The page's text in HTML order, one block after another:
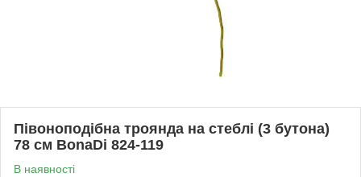
Півоноподібна троянда на стеблі (3 бутона)
78 см BonaDi 824-119
В наявності